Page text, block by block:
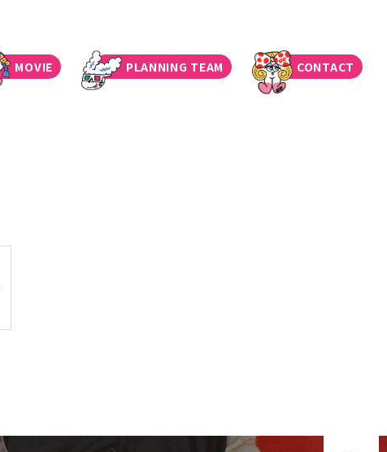
MOVIE PLANNING TEAM CONTACT